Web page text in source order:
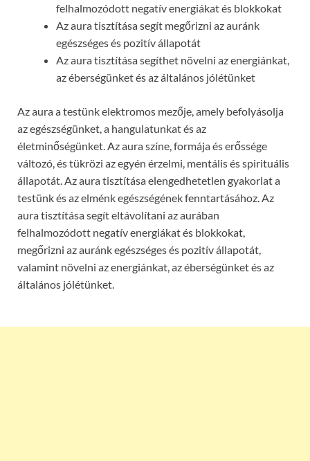
felhalmozódott negatív energiákat és blokkokat
Az aura tisztítása segít megőrizni az auránk
egészséges és pozitív állapotát
Az aura tisztítása segíthet növelni az energiánkat,
az éberségünket és az általános jólétünket
Az aura a testünk elektromos mezője, amely befolyásolja
az egészségünket, a hangulatunkat és az
életminőségünket. Az aura színe, formája és erőssége
változó, és tükrözi az egyén érzelmi, mentális és spirituális
állapotát. Az aura tisztítása elengedhetetlen gyakorlat a
testünk és az elménk egészségének fenntartásához. Az
aura tisztítása segít eltávolítani az aurában
felhalmozódott negatív energiákat és blokkokat,
megőrizni az auránk egészséges és pozitív állapotát,
valamint növelni az energiánkat, az éberségünket és az
általános jólétünket.